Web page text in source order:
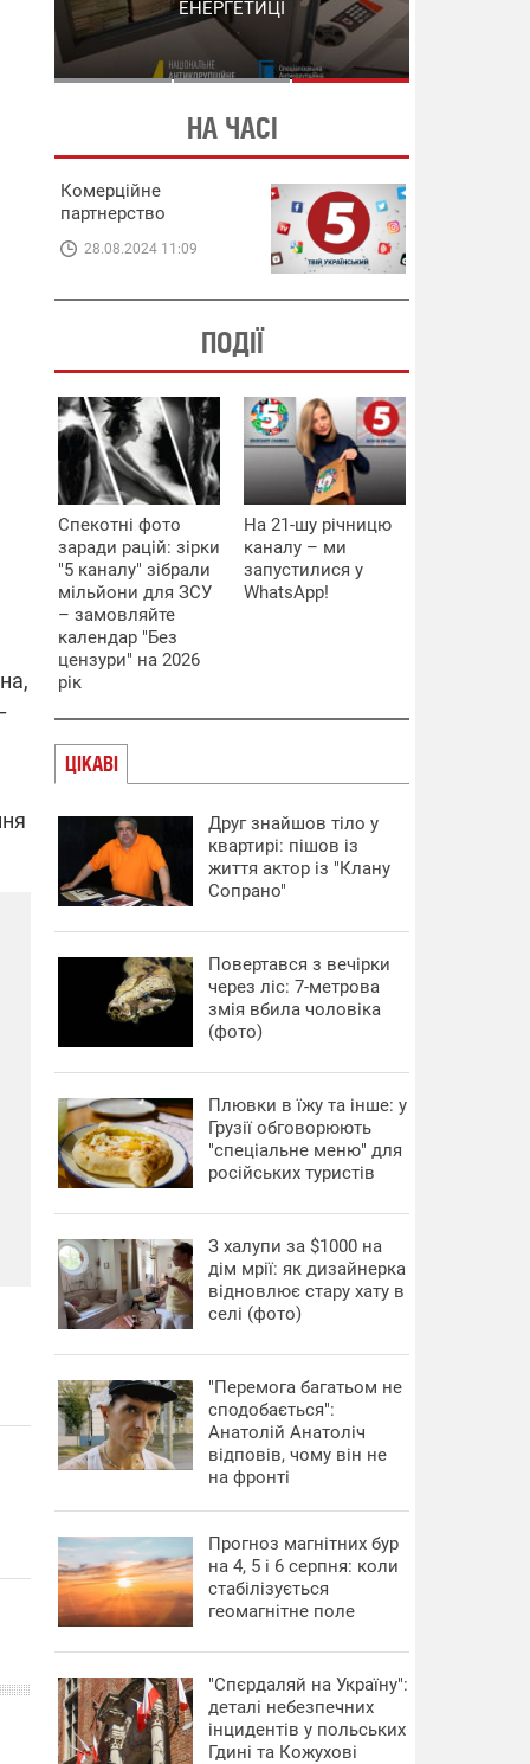
СХЕМИ В ЕНЕРГЕТИЦІ
ЕНЕРГЕТИЦІ
НА ЧАСІ
Комерційне
партнерство
28.08.2024 11:09
ПОДІЇ
Спекотні фото
заради рацій: зірки
"5 каналу" зібрали
мільйони для ЗСУ
– замовляйте
календар "Без
цензури" на 2026
рік
На 21-шу річницю
каналу – ми
запустилися у
WhatsApp!
ЦІКАВІ
Друг знайшов тіло у
квартирі: пішов із
життя актор із "Клану
Сопрано"
Повертався з вечірки
через ліс: 7-метрова
змія вбила чоловіка
(фото)
Плювки в їжу та інше: у
Грузії обговорюють
"спеціальне меню" для
російських туристів
З халупи за $1000 на
дім мрії: як дизайнерка
відновлює стару хату в
селі (фото)
"Перемога багатьом не
сподобається":
Анатолій Анатоліч
відповів, чому він не
на фронті
Прогноз магнітних бур
на 4, 5 і 6 серпня: коли
стабілізується
геомагнітне поле
"Спєрдаляй на Україну":
деталі небезпечних
інцидентів у польських
Гдині та Кожухові